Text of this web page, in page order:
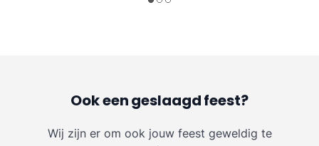
Ook een geslaagd feest?
Wij zijn er om ook jouw feest geweldig te